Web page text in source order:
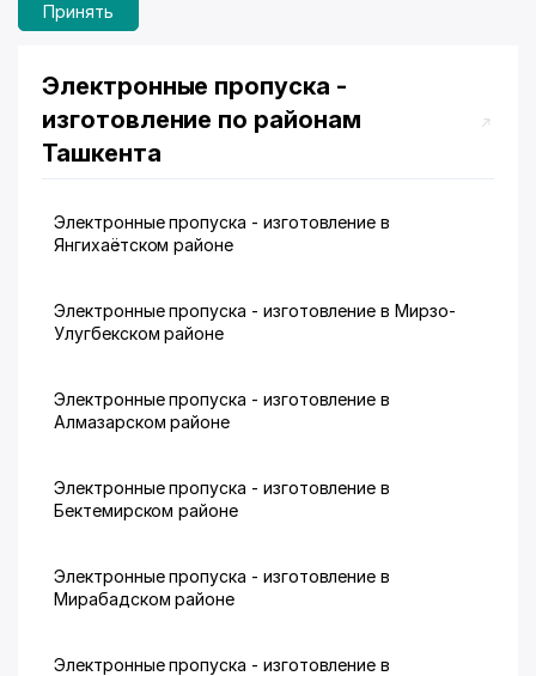
Принять
Электронные пропуска -
изготовление по районам
Ташкента
Электронные пропуска - изготовление в
Янгихаётском районе
Электронные пропуска - изготовление в Мирзо-
Улугбекском районе
Электронные пропуска - изготовление в
Алмазарском районе
Электронные пропуска - изготовление в
Бектемирском районе
Электронные пропуска - изготовление в
Мирабадском районе
Электронные пропуска - изготовление в